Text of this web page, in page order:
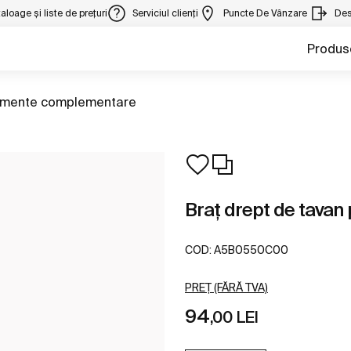
și liste de prețuri Serviciul clienți Puncte De Vânzare
la complementare
Braț drept de
COD: A5B0550C00
PREȚ (FĂRĂ TVA)
94,00 LEI